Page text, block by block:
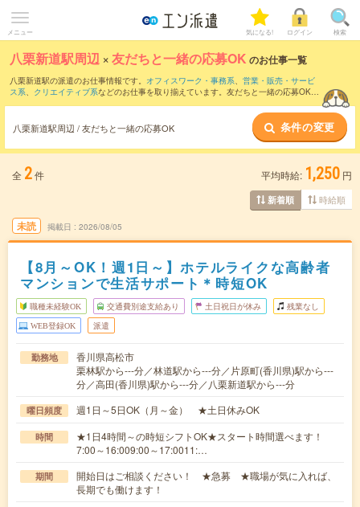
メニュー 気になる! ログイン 検索
八栗新道駅周辺 ×友だちと一緒の応募OK のお仕事一覧
八栗新道駅の派遣のお仕事情報です。 オフィスワーク・事務系、 営業・販売・サービ
ス系、 クリエイティブ系などのお仕事を取り揃えています。友だちと一緒の応募OKの
八栗新道駅周辺 / 友だちと一緒の応募OK 条件の変更
全 2件 平均時給: 1,250 円
新着順 時給順
未読 掲載日 2026/08/05
【8月～OK！週1日～】ホテルライクな高齢者
マンションで生活サポート＊時短OK
職種未経験OK 交通費別途支給あり 土日祝日が休み 残業なし
WEB登録OK 派遣
勤務地
香川県高松市
栗林駅から---分／林道駅から---分／片原町(香川県)駅から---
分／高田(香川県)駅から---分／八栗新道駅から---分
曜日頻度 週1日～5日OK（月～金） ★土日休みOK
時間
★1日4時間～の時短シフトOK★スタート時間選べます！
7:00～16:009:00～17:0011:…
期間
開始日はご相談ください！ ★急募 ★職場が気に入れば、
長期でも働けます！